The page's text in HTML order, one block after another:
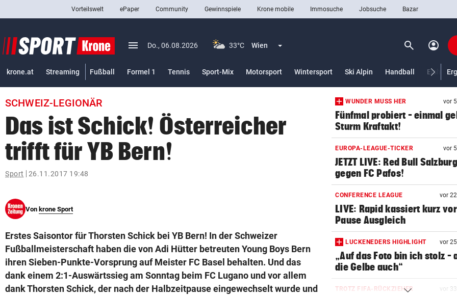
closeSchließen
Abonnieren
pin_drop
arrow_right
bookmark
search
Suchbegriff
© Krone Multimedia GmbH & Co KG 2026
Muthgasse 2, 1190 Wien
Vorteilswelt ePaper Community Gewinnspiele Krone mobile Immosuche Jobsuche Bazar
menu Menü aufklappen
Do., 06.08.2026 33°C Wien Menü aufklappen search Suchen
account_circle
krone.at Streaming Fußball Formel 1 Tennis Sport-Mix Motorsport Wintersport Ski Alpin Handball
SCHWEIZ-LEGIONÄR
Das ist Schick! Österreicher
trifft für YB Bern!
Sport 26.11.2017 19:48
Von krone Sport
Erstes Saisontor für Thorsten Schick bei YB Bern! In der Schweizer
Fußballmeisterschaft haben die von Adi Hütter betreuten Young Boys Bern
ihren Sieben-Punkte-Vorsprung auf Meister FC Basel behalten. Und das
dank einem 2:1-Auswärtssieg am Sonntag beim FC Lugano und vor allem
dank Thorsten Schick, der nach der Halbzeitpause eingewechselt wurde und
WUNDER MUSS HER vor
Fünfmal probiert – einmal
Sturm Kraftakt!
EUROPA-LEAGUE-TICKER vor
JETZT LIVE: Red Bull Salzburg
gegen FC Pafos!
CONFERENCE LEAGUE vor
LIVE: Rapid kassiert kurz
Pause Ausgleich
LUCKENEDERS HIGHLIGHT vor
„Auf das Foto bin ich stolz –
die Gelbe auch“
TROTZ FIFA-RÜCKZIEHER vor